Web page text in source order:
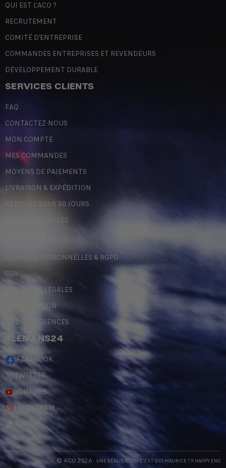
QUI EST L'ACO ?
RECRUTEMENT
COMITÉ D'ENTREPRISE
COMMANDES ENTREPRISES ET REVENDEURS
DÉVELOPPEMENT DURABLE
SERVICES CLIENTS
FAQ
CONTACTEZ-NOUS
MON COMPTE
MES COMMANDES
MOYENS DE PAIEMENTS
LIVRAISON & EXPÉDITION
RETOURS SOUS 30 JOURS
GUIDE DES TAILLES
DONNÉES PERSONNELLES & RGPD
CGV
MENTIONS LÉGALES
CONTREFAÇON
MES PRÉFÉRENCES
#LEMANS24
FACEBOOK
TWITTER
YOUTUBE
INSTAGRAM
TIKTOK
© ACO 2026- UNE RÉALISATIONC'EST QUI MAURICE ? X HAPPY END